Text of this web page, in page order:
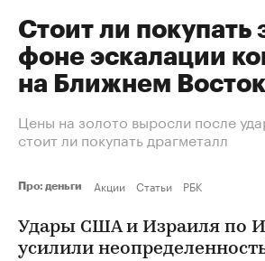
Стоит ли покупать
фоне эскалации
на Ближнем
Цены на золото выросли после
стоит ли покупать драгметалл
Про: деньги Акции Статьи РБК
Удары США и Израиля по
усилили